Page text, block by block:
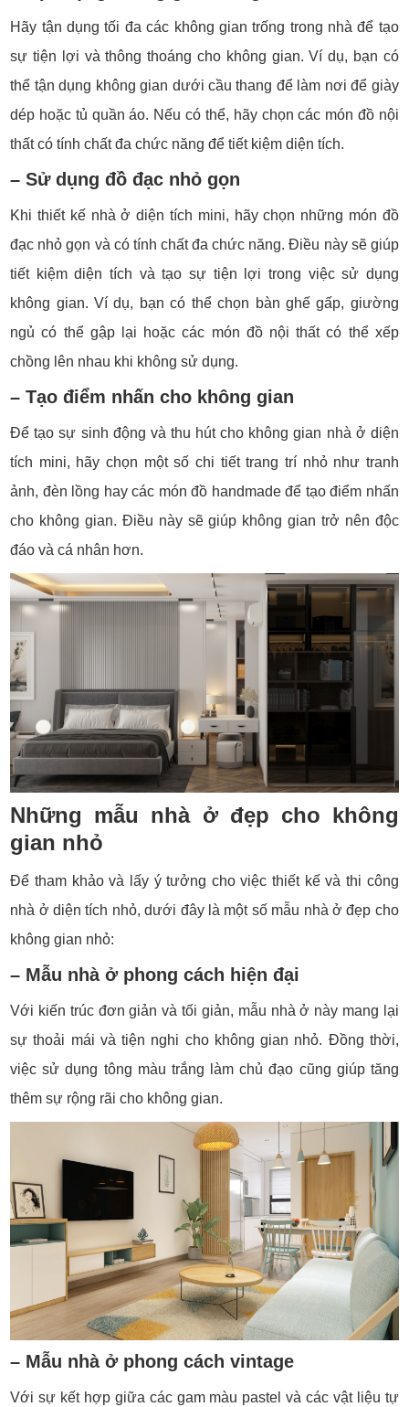
Hãy tận dụng tối đa các không gian trống trong nhà để tạo
sự tiện lợi và thông thoáng cho không gian. Ví dụ, bạn có
thể tận dụng không gian dưới cầu thang để làm nơi để giày
dép hoặc tủ quần áo. Nếu có thể, hãy chọn các món đồ nội
thất có tính chất đa chức năng để tiết kiệm diện tích.
– Sử dụng đồ đạc nhỏ gọn
Khi thiết kế nhà ở diện tích mini, hãy chọn những món đồ
đạc nhỏ gọn và có tính chất đa chức năng. Điều này sẽ giúp
tiết kiệm diện tích và tạo sự tiện lợi trong việc sử dụng
không gian. Ví dụ, bạn có thể chọn bàn ghế gấp, giường
ngủ có thể gập lại hoặc các món đồ nội thất có thể xếp
chồng lên nhau khi không sử dụng.
– Tạo điểm nhấn cho không gian
Để tạo sự sinh động và thu hút cho không gian nhà ở diện
tích mini, hãy chọn một số chi tiết trang trí nhỏ như tranh
ảnh, đèn lồng hay các món đồ handmade để tạo điểm nhấn
cho không gian. Điều này sẽ giúp không gian trở nên độc
đáo và cá nhân hơn.
Những mẫu nhà ở đẹp cho không
gian nhỏ
Để tham khảo và lấy ý tưởng cho việc thiết kế và thi công
nhà ở diện tích nhỏ, dưới đây là một số mẫu nhà ở đẹp cho
không gian nhỏ:
– Mẫu nhà ở phong cách hiện đại
Với kiến trúc đơn giản và tối giản, mẫu nhà ở này mang lại
sự thoải mái và tiện nghi cho không gian nhỏ. Đồng thời,
việc sử dụng tông màu trắng làm chủ đạo cũng giúp tăng
thêm sự rộng rãi cho không gian.
– Mẫu nhà ở phong cách vintage
Với sự kết hợp giữa các gam màu pastel và các vật liệu tự